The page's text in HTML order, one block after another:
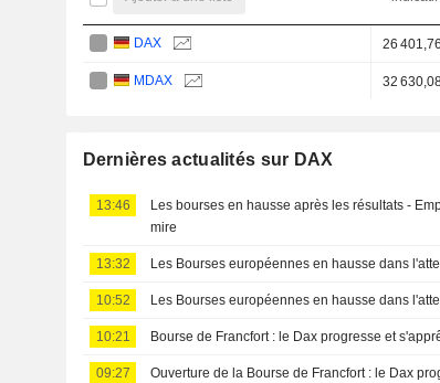
DAX 26 401,76
MDAX 32
Dernières actualités sur DAX
13:46
Les bourses en hausse après les résultats -
mire
13:32 Les Bourses européennes en hausse dans
10:52 Les Bourses européennes en hausse dans
10:21 Bourse de Francfort : le Dax progresse et
09:27 Ouverture de la Bourse de Francfort : le Dax